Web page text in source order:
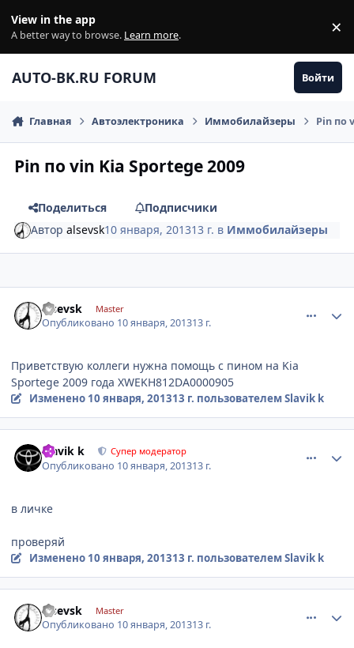
View in the app
A better way to browse. Learn more. ×
AUTO-BK.RU FORUM Войти
Главная Автоэлектроника Иммобилайзеры Pin по
Pin по vin Kia Sportege 2009
Поделиться
Подписчики
Авторalsevsk10 января, 201313 г. в Иммобилайзеры
alsevsk Master
Опубликовано 10 января, 201313 г.
Приветствую коллеги нужна помощь с пином на Kia
Sportege 2009 года XWEKH812DA0000905
Изменено 10 января, 201313 г. пользователем Slavik k
Slavik k Супер модератор
Опубликовано 10 января, 201313 г.
в личке
проверяй
Изменено 10 января, 201313 г. пользователем Slavik k
alsevsk Master
Опубликовано 10 января, 201313 г.